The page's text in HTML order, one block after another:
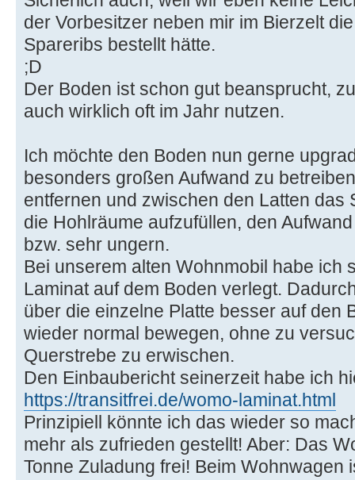
der Vorbesitzer neben mir im Bierzelt
Spareribs bestellt hätte.
;D
Der Boden ist schon gut beansprucht,
auch wirklich oft im Jahr nutzen.
Ich möchte den Boden nun gerne
besonders großen Aufwand zu
entfernen und zwischen den Latten das
die Hohlräume aufzufüllen, den
bzw. sehr ungern.
Bei unserem alten Wohnmobil habe ich
Laminat auf dem Boden verlegt.
über die einzelne Platte besser auf den
wieder normal bewegen, ohne zu
Querstrebe zu erwischen.
Den Einbaubericht seinerzeit habe ich
https://transitfrei.de/womo-laminat.html
Prinzipiell könnte ich das wieder so
mehr als zufrieden gestellt! Aber: Das
Tonne Zuladung frei! Beim Wohnwagen